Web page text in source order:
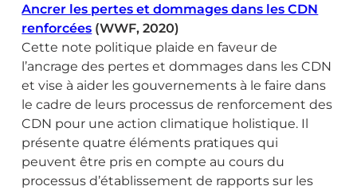
Ancrer les pertes et dommages dans les CDN
renforcées (WWF, 2020)
Cette note politique plaide en faveur de
l’ancrage des pertes et dommages dans les CDN
et vise à aider les gouvernements à le faire dans
le cadre de leurs processus de renforcement des
CDN pour une action climatique holistique. Il
présente quatre éléments pratiques qui
peuvent être pris en compte au cours du
processus d’établissement de rapports sur les